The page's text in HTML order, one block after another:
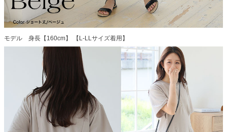
モデル 身長【160cm】 【L-LLサイズ着用】